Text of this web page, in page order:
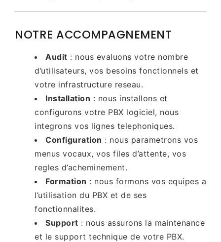
NOTRE ACCOMPAGNEMENT
Audit : nous evaluons votre nombre
d’utilisateurs, vos besoins fonctionnels et
votre infrastructure reseau.
Installation : nous installons et
configurons votre PBX logiciel, nous
integrons vos lignes telephoniques.
Configuration : nous parametrons vos
menus vocaux, vos files d’attente, vos
regles d’acheminement.
Formation : nous formons vos equipes a
l’utilisation du PBX et de ses
fonctionnalites.
Support : nous assurons la maintenance
et le support technique de votre PBX.